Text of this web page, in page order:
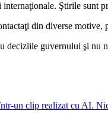
Ştirile sunt
din diverse
deciziile guvernului şi nu